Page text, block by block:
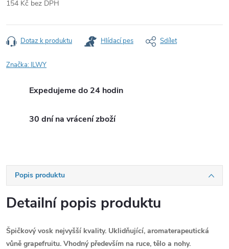
154 Kč bez DPH
cena:
Dotaz k produktu Hlídací pes Sdílet
Značka: ILWY
Expedujeme do 24 hodin
30 dní na vrácení zboží
Popis produktu
Detailní popis produktu
Špičkový vosk nejvyšší kvality. Uklidňující, aromaterapeutická
vůně grapefruitu. Vhodný především na ruce, tělo a nohy.